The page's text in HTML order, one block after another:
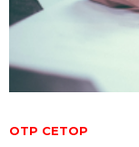
OTP CETOP